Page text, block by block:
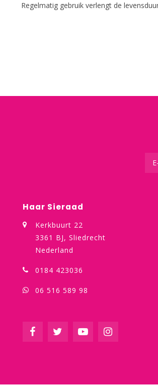
Regelmatig gebruik verlengt de
Haar Sieraad
Kerkbuurt 22
3361 BJ, Sliedrecht
Nederland
0184 423036
06 516 589 98